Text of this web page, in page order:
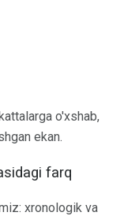
o'xshab,
ekan.
farq
xronologik va